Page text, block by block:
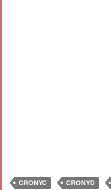
CRONYC CRONYD